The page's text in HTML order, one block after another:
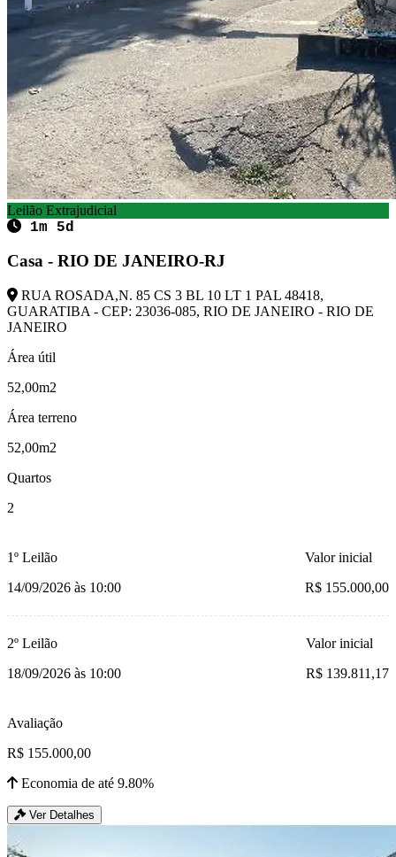
Leilão Extrajudicial
1m 5d
Casa - RIO DE JANEIRO-RJ
RUA ROSADA,N. 85 CS 3 BL 10 LT 1 PAL 48418,
GUARATIBA - CEP: 23036-085, RIO DE JANEIRO - RIO DE
JANEIRO
Área útil
52,00m2
Área terreno
52,00m2
Quartos
2
1º Leilão
14/09/2026 às 10:00
Valor inicial
R$ 155.000,00
2º Leilão
18/09/2026 às 10:00
Valor inicial
R$ 139.811,17
Avaliação
R$ 155.000,00
Economia de até 9.80%
Ver Detalhes